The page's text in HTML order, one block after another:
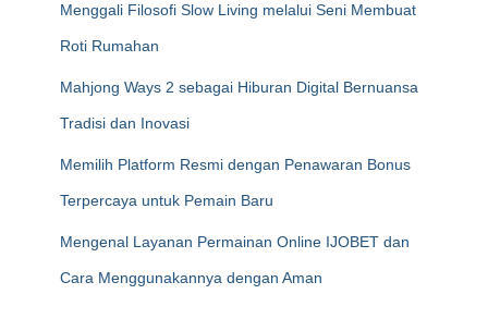
Menggali Filosofi Slow Living melalui Seni Membuat
Roti Rumahan
Mahjong Ways 2 sebagai Hiburan Digital Bernuansa
Tradisi dan Inovasi
Memilih Platform Resmi dengan Penawaran Bonus
Terpercaya untuk Pemain Baru
Mengenal Layanan Permainan Online IJOBET dan
Cara Menggunakannya dengan Aman